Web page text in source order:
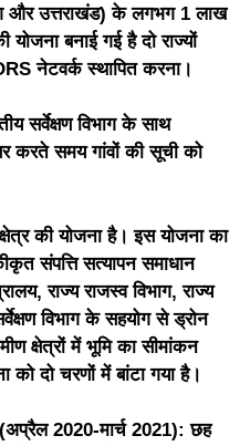
और उत्तराखंड) के लगभग 1 लाख
योजना बनाई गई है दो राज्यों
नेटवर्क स्थापित करना।
सर्वेक्षण विभाग के साथ
करते समय गांवों की सूची को
की योजना है। इस योजना का
संपत्ति सत्यापन समाधान
राज्य राजस्व विभाग, राज्य
विभाग के सहयोग से ड्रोन
क्षेत्रों में भूमि का सीमांकन
को दो चरणों में बांटा गया है।
2020-मार्च 2021): छह